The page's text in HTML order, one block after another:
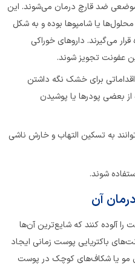
ضد قارچ درمان می‌شوند. این
محلول‌ها یا شامپوها بوده و به شکل
می‌گیرند. داروهای خوراکی
عفونت‌ تجویز شوند.
برای خشک نگه داشتن
از بعضی پودرها یا پوشیدن
به تسکین التهاب و خارش ناشی
شوند.
آن
را آلوده کنند که شایع‌ترین آن‌ها
باکتریایی پوست زمانی ایجاد
مو یا شکاف‌های کوچک در پوست